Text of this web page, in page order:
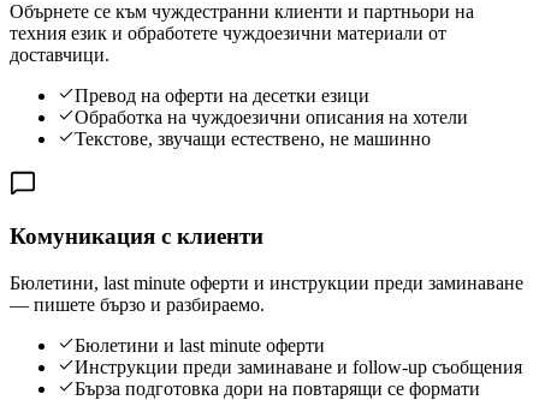
Обърнете се към чуждестранни клиенти и партньори на
техния език и обработете чуждоезични материали от
доставчици.
Превод на оферти на десетки езици
Обработка на чуждоезични описания на хотели
Текстове, звучащи естествено, не машинно
Комуникация с клиенти
Бюлетини, last minute оферти и инструкции преди заминаване
— пишете бързо и разбираемо.
Бюлетини и last minute оферти
Инструкции преди заминаване и follow-up съобщения
Бърза подготовка дори на повтарящи се формати